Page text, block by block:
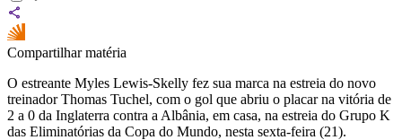
Compartilhar matéria
O estreante Myles Lewis-Skelly fez sua marca na estreia do novo
treinador Thomas Tuchel, com o gol que abriu o placar na vitória de
2 a 0 da Inglaterra contra a Albânia, em casa, na estreia do Grupo K
das Eliminatórias da Copa do Mundo, nesta sexta-feira (21).